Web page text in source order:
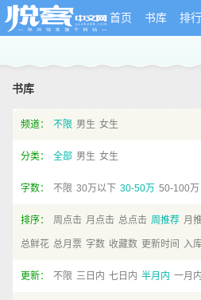
首页 书库 排行
书库
频道： 不限 男生 女生
分类： 全部 男生 女生
字数： 不限 30万以下 30-50万 50-100万
排序： 周点击 月点击 总点击 周推荐 月
总鲜花 总月票 字数 收藏数 更新时间 入
更新： 不限 三日内 七日内 半月内 一月内